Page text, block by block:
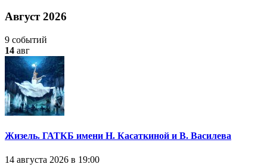
Август 2026
9 событий
14 авг
Жизель. ГАТКБ имени Н. Касаткиной и В. Василева
14 августа 2026 в 19:00